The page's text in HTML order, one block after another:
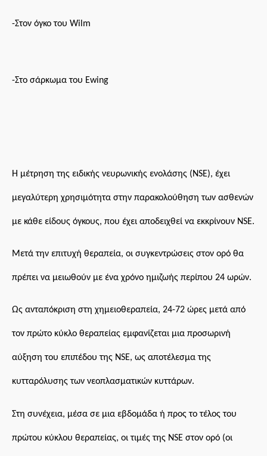
-Στον όγκο του Wilm
-Στο σάρκωμα του Ewing
Η μέτρηση της ειδικής νευρωνικής ενολάσης (NSE), έχει
μεγαλύτερη χρησιμότητα στην παρακολούθηση των ασθενών
με κάθε είδους όγκους, που έχει αποδειχθεί να εκκρίνουν NSE.
Μετά την επιτυχή θεραπεία, οι συγκεντρώσεις στον ορό θα
πρέπει να μειωθούν με ένα χρόνο ημιζωής περίπου 24 ωρών.
Ως ανταπόκριση στη χημειοθεραπεία, 24-72 ώρες μετά από
τον πρώτο κύκλο θεραπείας εμφανίζεται μια προσωρινή
αύξηση του επιπέδου της NSE, ως αποτέλεσμα της
κυτταρόλυσης των νεοπλασματικών κυττάρων.
Στη συνέχεια, μέσα σε μια εβδομάδα ή προς το τέλος του
πρώτου κύκλου θεραπείας, οι τιμές της NSE στον ορό (οι